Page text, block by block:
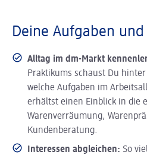
Deine Aufgaben
Alltag im dm-Markt
Praktikums schaust Du
welche Aufgaben im
erhältst einen Einblick in die
Warenverräumung,
Kundenberatung.
Interessen abgleichen: So